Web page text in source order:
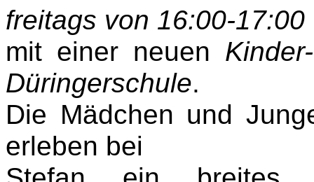
freitags von 16:00-17:00
mit einer neuen
Düringerschule.
Die Mädchen und
erleben bei